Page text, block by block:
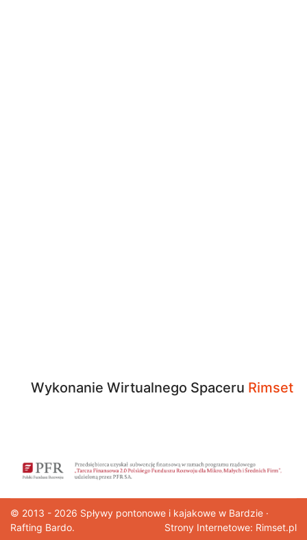
Wykonanie Wirtualnego Spaceru Rimset
© 2013 - 2026 Spływy pontonowe i kajakowe w Bardzie ·
Rafting Bardo.
Strony Internetowe: Rimset.pl